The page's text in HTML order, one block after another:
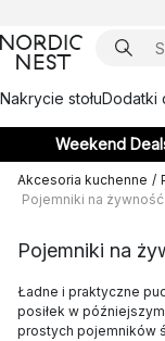
Nakrycie stołuDodatki
Weekend
Akcesoria kuchenne /
Pojemniki na
Pojemniki na
Ładne i praktyczne
posiłek w
prostych pojemników